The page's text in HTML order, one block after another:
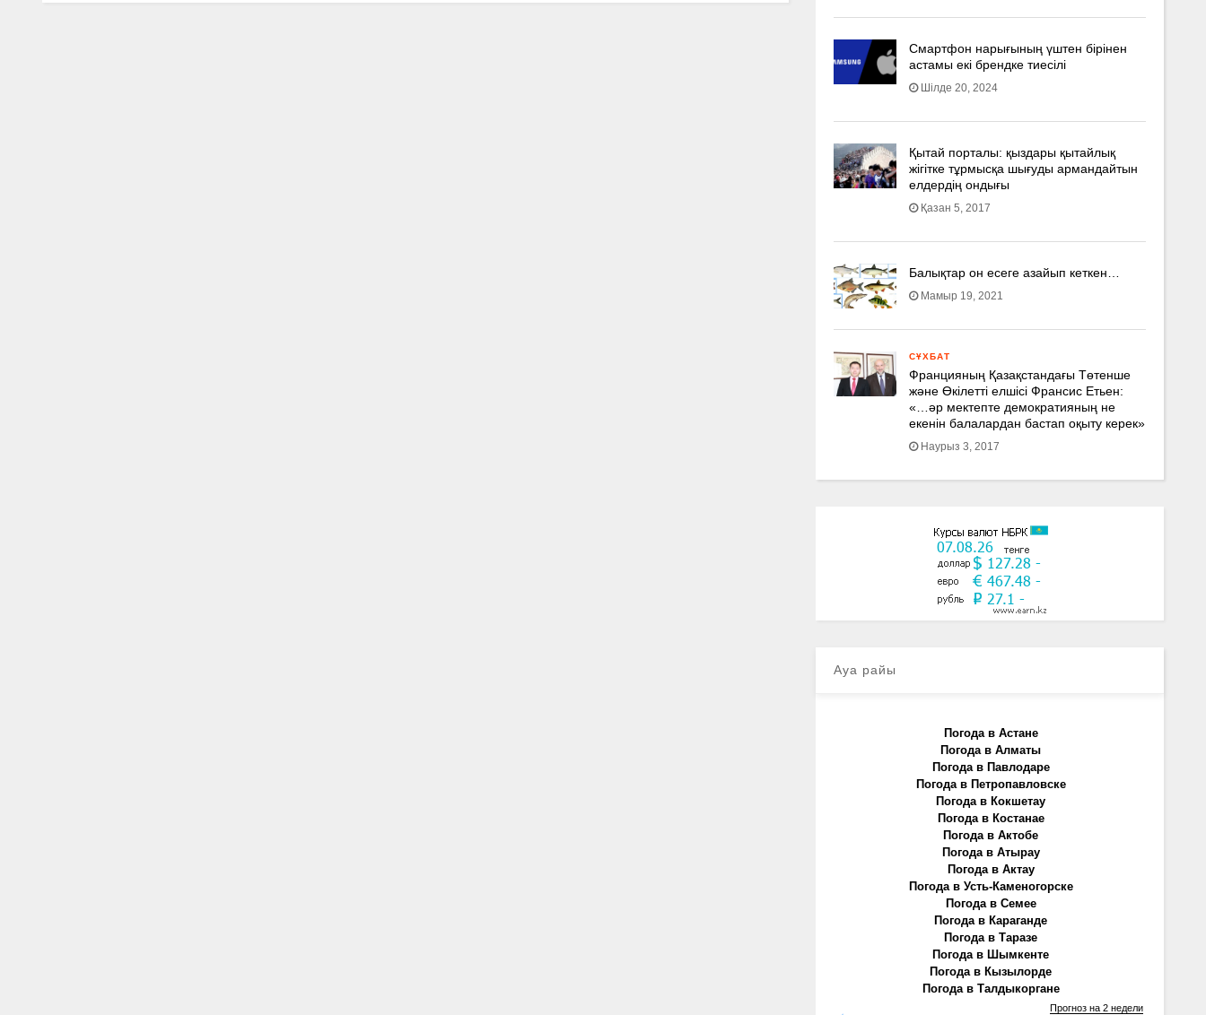
Смартфон нарығының үштен бірінен
астамы екі брендке тиесілі
Шілде 20, 2024
Қытай порталы: қыздары қытайлық
жігітке тұрмысқа шығуды армандайтын
елдердің ондығы
Қазан 5, 2017
Балықтар он есеге азайып кеткен…
Мамыр 19, 2021
СҰХБАТ
Францияның Қазақстандағы Төтенше
және Өкілетті елшісі Франсис Етьен:
«…әр мектепте демократияның не
екенін балалардан бастап оқыту керек»
Наурыз 3, 2017
Ауа райы
Погода в Астане
Погода в Алматы
Погода в Павлодаре
Погода в Петропавловске
Погода в Кокшетау
Погода в Костанае
Погода в Актобе
Погода в Атырау
Погода в Актау
Погода в Усть-Каменогорске
Погода в Семее
Погода в Караганде
Погода в Таразе
Погода в Шымкенте
Погода в Кызылорде
Погода в Талдыкоргане
Прогноз на 2 недели